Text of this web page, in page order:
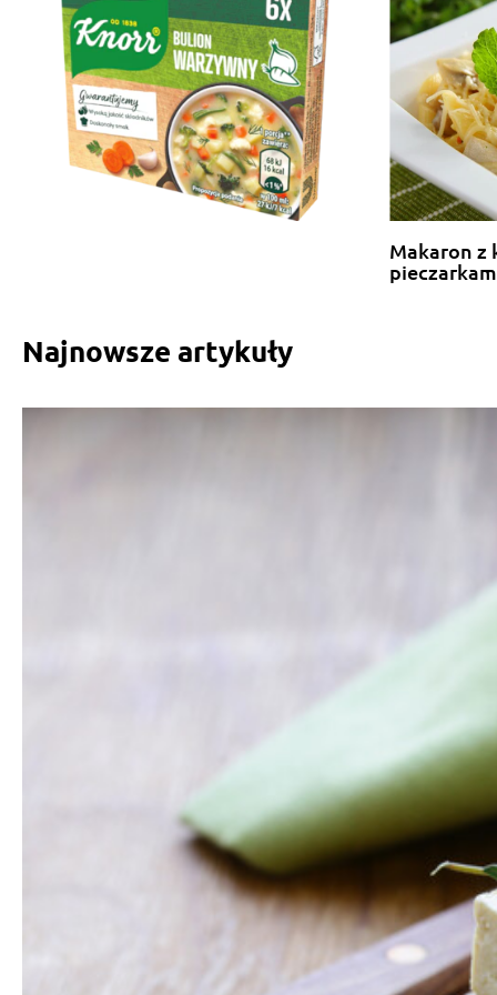
Łukasz Warzecha, 28.02.2015
Aruś nie kuś błagam
Andrzej Kurpik, 28.02.2015
Najbardziej " bawią " mnie w tych przepisach kostki
Edward Sobasik, 28.02.2015
A po niej "na swojską nutę"
Makaron z
Najnowsze artykuły